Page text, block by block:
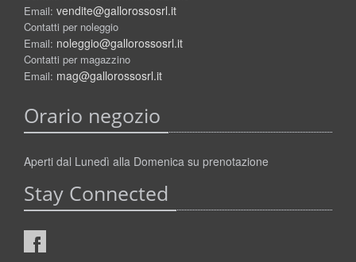
Email: vendite@gallorossosrl.it
Contatti per noleggio
Email: noleggio@gallorossosrl.it
Contatti per magazzino
Email: mag@gallorossosrl.it
Orario negozio
Aperti dal Lunedì alla Domenica su prenotazione
Stay Connected